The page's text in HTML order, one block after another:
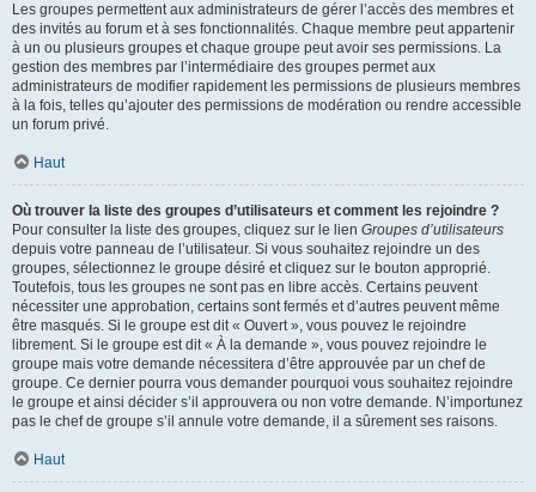
Les groupes permettent aux administrateurs de gérer l’accès des membres et
des invités au forum et à ses fonctionnalités. Chaque membre peut appartenir
à un ou plusieurs groupes et chaque groupe peut avoir ses permissions. La
gestion des membres par l’intermédiaire des groupes permet aux
administrateurs de modifier rapidement les permissions de plusieurs membres
à la fois, telles qu’ajouter des permissions de modération ou rendre accessible
un forum privé.
Haut
Où trouver la liste des groupes d’utilisateurs et comment les rejoindre ?
Pour consulter la liste des groupes, cliquez sur le lien Groupes d’utilisateurs
depuis votre panneau de l’utilisateur. Si vous souhaitez rejoindre un des
groupes, sélectionnez le groupe désiré et cliquez sur le bouton approprié.
Toutefois, tous les groupes ne sont pas en libre accès. Certains peuvent
nécessiter une approbation, certains sont fermés et d’autres peuvent même
être masqués. Si le groupe est dit « Ouvert », vous pouvez le rejoindre
librement. Si le groupe est dit « À la demande », vous pouvez rejoindre le
groupe mais votre demande nécessitera d’être approuvée par un chef de
groupe. Ce dernier pourra vous demander pourquoi vous souhaitez rejoindre
le groupe et ainsi décider s’il approuvera ou non votre demande. N’importunez
pas le chef de groupe s’il annule votre demande, il a sûrement ses raisons.
Haut